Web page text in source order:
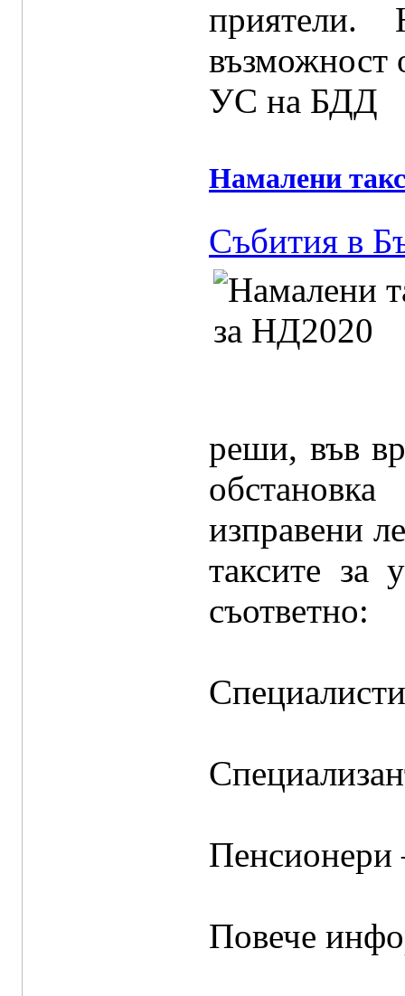
възможност
УС на БДД
Намалени
Събития в
реши, във
изправени
таксите за
съответно:
Пенсионери
Повече